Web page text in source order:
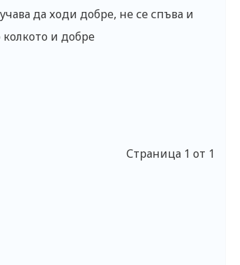
да ходи добре, не се спъва и
и добре
Страница 1 от 1